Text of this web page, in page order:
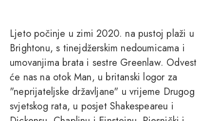
Ljeto počinje u zimi 2020. na pustoj plaži u
Brightonu, s tinejdžerskim nedoumicama i
umovanjima brata i sestre Greenlaw. Odvest
će nas na otok Man, u britanski logor za
"neprijateljske državljane" u vrijeme Drugog
svjetskog rata, u posjet Shakespeareu i